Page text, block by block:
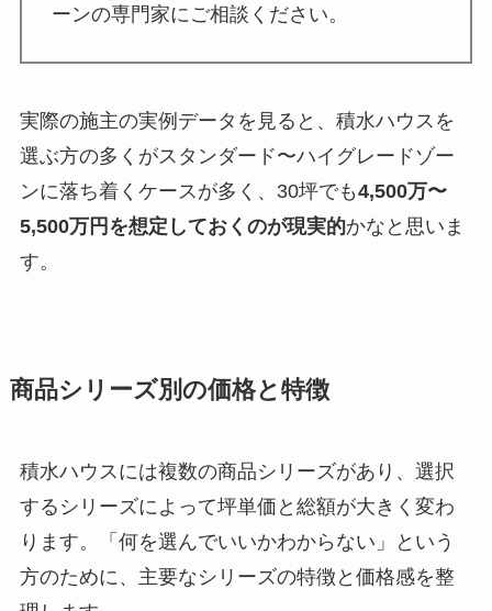
ーンの専門家にご相談ください。
実際の施主の実例データを見ると、積水ハウスを
選ぶ方の多くがスタンダード〜ハイグレードゾー
ンに落ち着くケースが多く、30坪でも4,500万〜
5,500万円を想定しておくのが現実的かなと思いま
す。
商品シリーズ別の価格と特徴
積水ハウスには複数の商品シリーズがあり、選択
するシリーズによって坪単価と総額が大きく変わ
ります。「何を選んでいいかわからない」という
方のために、主要なシリーズの特徴と価格感を整